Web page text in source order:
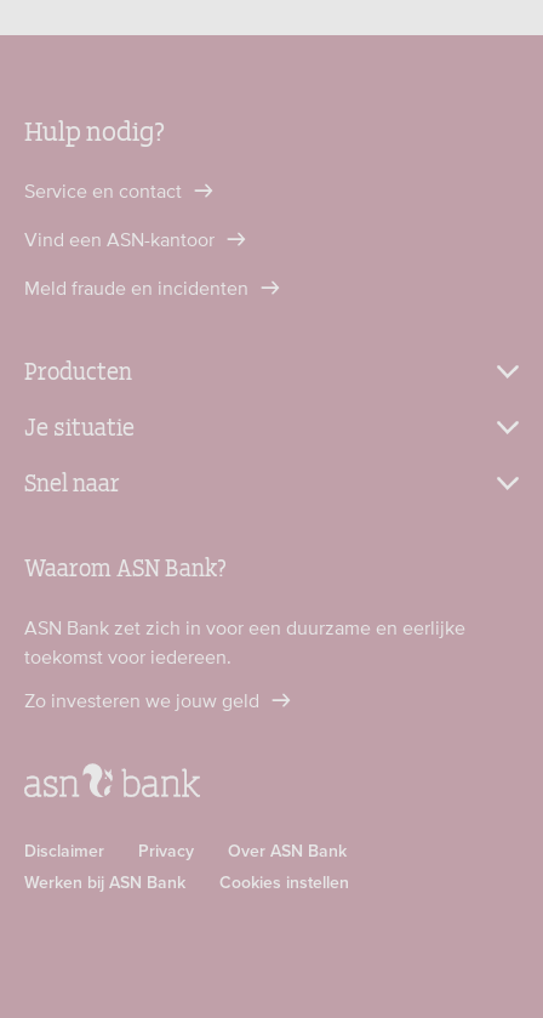
Hulp nodig?
Service en contact
Vind een ASN-kantoor
Meld fraude en incidenten
Producten
Je situatie
Snel naar
Waarom ASN Bank?
ASN Bank zet zich in voor een duurzame en eerlijke
toekomst voor iedereen.
Zo investeren we jouw geld
Disclaimer Privacy
Over ASN Bank
Werken bij ASN Bank
Cookies instellen